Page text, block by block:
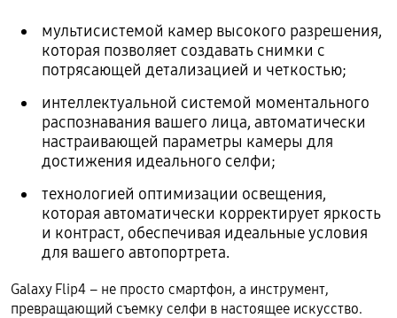
мультисистемой камер высокого разрешения,
которая позволяет создавать снимки с
потрясающей детализацией и четкостью;
интеллектуальной системой моментального
распознавания вашего лица, автоматически
настраивающей параметры камеры для
достижения идеального селфи;
технологией оптимизации освещения,
которая автоматически корректирует яркость
и контраст, обеспечивая идеальные условия
для вашего автопортрета.
Galaxy Flip4 – не просто смартфон, а инструмент,
превращающий съемку селфи в настоящее искусство.